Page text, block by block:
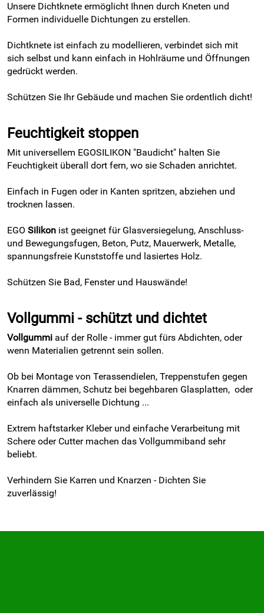
Unsere Dichtknete ermöglicht Ihnen durch Kneten und
Formen individuelle Dichtungen zu erstellen.
Dichtknete ist einfach zu modellieren, verbindet sich mit
sich selbst und kann einfach in Hohlräume und Öffnungen
gedrückt werden.
Schützen Sie Ihr Gebäude und machen Sie ordentlich dicht!
Feuchtigkeit stoppen
Mit universellem EGOSILIKON "Baudicht" halten Sie
Feuchtigkeit überall dort fern, wo sie Schaden anrichtet.
Einfach in Fugen oder in Kanten spritzen, abziehen und
trocknen lassen.
EGO Silikon ist geeignet für Glasversiegelung, Anschluss-
und Bewegungsfugen, Beton, Putz, Mauerwerk, Metalle,
spannungsfreie Kunststoffe und lasiertes Holz.
Schützen Sie Bad, Fenster und Hauswände!
Vollgummi - schützt und dichtet
Vollgummi auf der Rolle - immer gut fürs Abdichten, oder
wenn Materialien getrennt sein sollen.
Ob bei Montage von Terassendielen, Treppenstufen gegen
Knarren dämmen, Schutz bei begehbaren Glasplatten, oder
einfach als universelle Dichtung ...
Extrem haftstarker Kleber und einfache Verarbeitung mit
Schere oder Cutter machen das Vollgummiband sehr
beliebt.
Verhindern Sie Karren und Knarzen - Dichten Sie
zuverlässig!